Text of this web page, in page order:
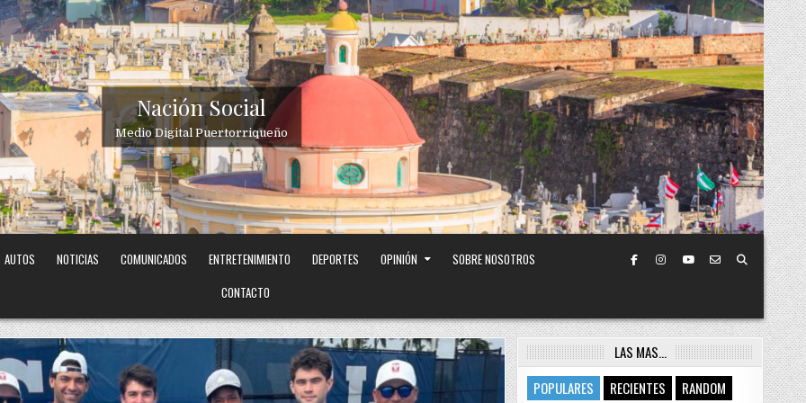
Nación Social
Medio Digital Puertorriqueño
AUTOS NOTICIAS COMUNICADOS ENTRETENIMIENTO DEPORTES OPINIÓN
SOBRE NOSOTROS
CONTACTO
LAS MAS…
POPULARES
RECIENTES RANDOM